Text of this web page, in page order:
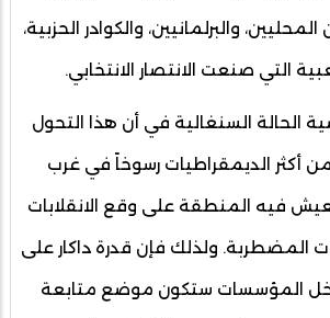
والبرلمانيين، والكوادر الحزبية،
التي صنعت الانتصار الانتخابي.
الحالة السنغالية في أن هذا التحول
أكثر الديمقراطيات رسوخاً في غرب
فيه المنطقة على وقع الانقلابات
المضطربة. ولذلك فإن قدرة داكار على
داخل المؤسسات ستكون موضع متابعة